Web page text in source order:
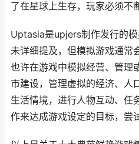
了在星球上生存，玩家必须不
Uptasia是upjers制作发行的
未详细提及，但模拟游戏通常
也许在游戏中模拟经营、管理
市建设，管理虚拟的经济、人
生活情境，进行人物互动、任
作来达成游戏设定的目标，尝